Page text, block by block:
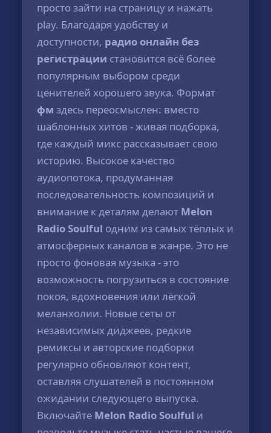
просто зайти на страницу и нажать
play. Благодаря удобству и
доступности, радио онлайн без
регистрации становится всё более
популярным выбором среди
ценителей хорошего звука. Формат
фм здесь переосмыслен: вместо
шаблонных хитов - живая подборка,
где каждый микс рассказывает свою
историю. Высокое качество
аудиопотока, продуманная
последовательность композиций и
внимание к деталям делают Melon
Radio Soulful одним из самых тёплых и
атмосферных каналов в жанре. Это не
просто фоновая музыка - это
возможность погрузиться в состояние
покоя, вдохновения или лёгкой
меланхолии. Новые сеты от
независимых диджеев, редкие
ремиксы и авторские подборки
регулярно обновляют контент,
оставляя слушателей в постоянном
ожидании следующего выпуска.
Включайте Melon Radio Soulful и